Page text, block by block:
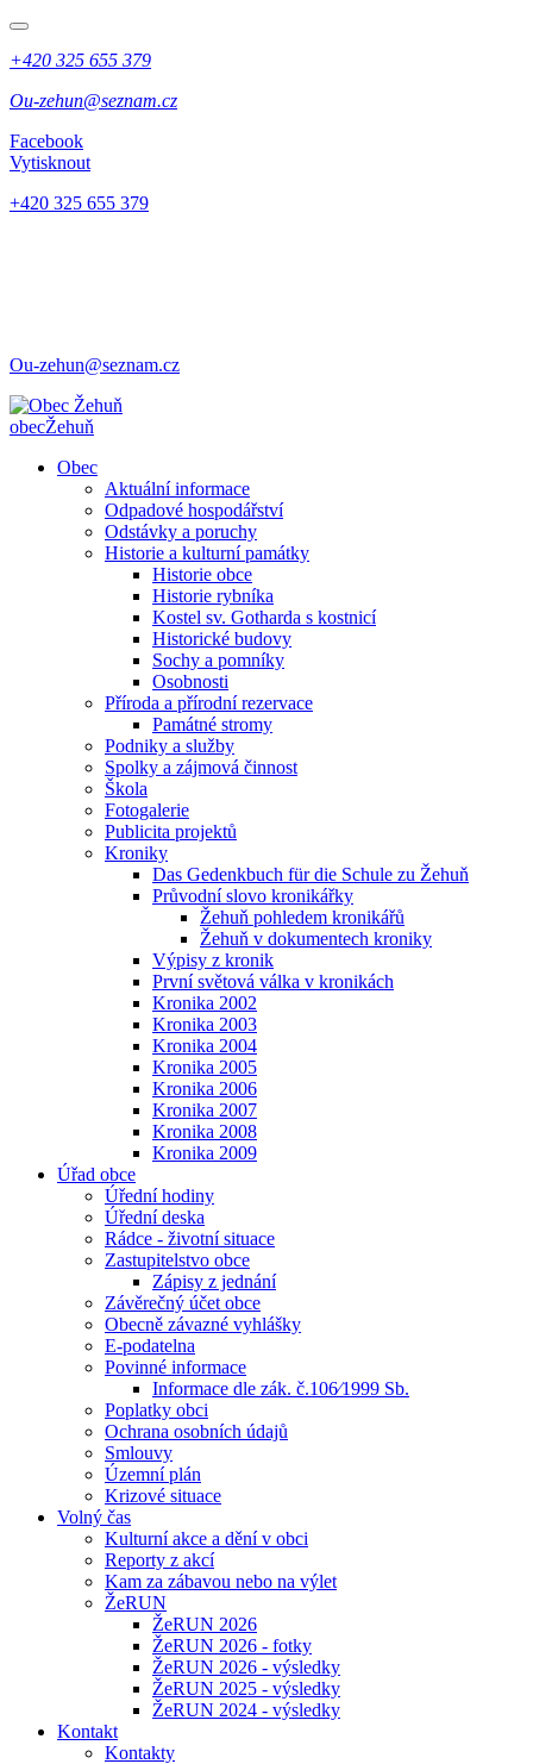
+420 325 655 379
Ou-zehun@seznam.cz
Facebook
Vytisknout
+420 325 655 379
Ou-zehun@seznam.cz
obecŽehuň
Obec
Aktuální informace
Odpadové hospodářství
Odstávky a poruchy
Historie a kulturní památky
Historie obce
Historie rybníka
Kostel sv. Gotharda s kostnicí
Historické budovy
Sochy a pomníky
Osobnosti
Příroda a přírodní rezervace
Památné stromy
Podniky a služby
Spolky a zájmová činnost
Škola
Fotogalerie
Publicita projektů
Kroniky
Das Gedenkbuch für die Schule zu Žehuň
Průvodní slovo kronikářky
Žehuň pohledem kronikářů
Žehuň v dokumentech kroniky
Výpisy z kronik
První světová válka v kronikách
Kronika 2002
Kronika 2003
Kronika 2004
Kronika 2005
Kronika 2006
Kronika 2007
Kronika 2008
Kronika 2009
Úřad obce
Úřední hodiny
Úřední deska
Rádce - životní situace
Zastupitelstvo obce
Zápisy z jednání
Závěrečný účet obce
Obecně závazné vyhlášky
E-podatelna
Povinné informace
Informace dle zák. č.106⁄1999 Sb.
Poplatky obci
Ochrana osobních údajů
Smlouvy
Územní plán
Krizové situace
Volný čas
Kulturní akce a dění v obci
Reporty z akcí
Kam za zábavou nebo na výlet
ŽeRUN
ŽeRUN 2026
ŽeRUN 2026 - fotky
ŽeRUN 2026 - výsledky
ŽeRUN 2025 - výsledky
ŽeRUN 2024 - výsledky
Kontakt
Kontakty